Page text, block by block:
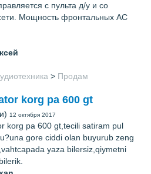
с пульта д/у и со
Мощность фронтальных АС
> Продам
korg pa 600 gt
12 октября 2017
korg pa 600 gt,tecili satiram pul
gore ciddi olan buyurub zeng
yaza bilersiz,qiymetni